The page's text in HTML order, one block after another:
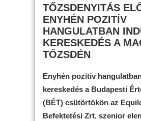
TŐZSDENYITÁS
ENYHÉN POZITÍV
HANGULATBAN
KERESKEDÉS A
TŐZSDÉN
Enyhén pozitív
kereskedés a Budapesti
(BÉT) csütörtökön az
Befektetési Zrt. szenior